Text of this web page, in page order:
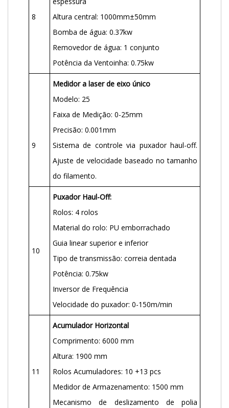
8
Altura central: 1000mm±50mm
Bomba de água: 0.37kw
Removedor de água: 1 conjunto
Potência da Ventoinha: 0.75kw
9
Medidor a laser de eixo único
Modelo: 25
Faixa de Medição: 0-25mm
Precisão: 0.001mm
Sistema de controle via puxador haul-off.
Ajuste de velocidade baseado no tamanho
do filamento.
10
Puxador Haul-Off:
Rolos: 4 rolos
Material do rolo: PU emborrachado
Guia linear superior e inferior
Tipo de transmissão: correia dentada
Potência: 0.75kw
Inversor de Frequência
Velocidade do puxador: 0-150m/min
11
Acumulador Horizontal
Comprimento: 6000 mm
Altura: 1900 mm
Rolos Acumuladores: 10 +13 pcs
Medidor de Armazenamento: 1500 mm
Mecanismo de deslizamento de polia